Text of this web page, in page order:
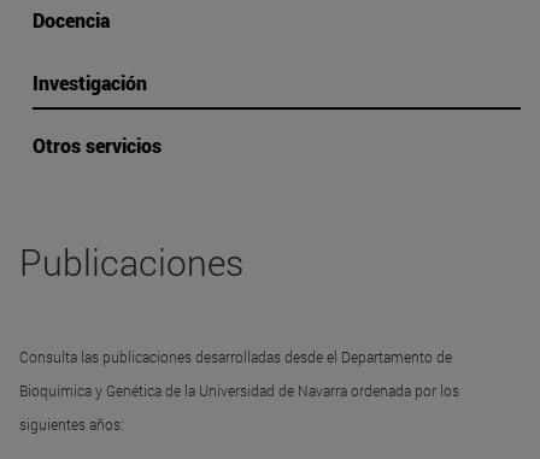
Docencia
Investigación
Otros servicios
Publicaciones
Consulta las publicaciones desarrolladas desde el Departamento de
Bioquímica y Genética de la Universidad de Navarra ordenada por los
siguientes años: